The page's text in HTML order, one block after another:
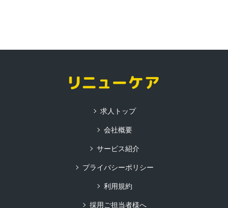
求人トップ
会社概要
サービス紹介
プライバシーポリシー
利用規約
採用ご担当者様へ